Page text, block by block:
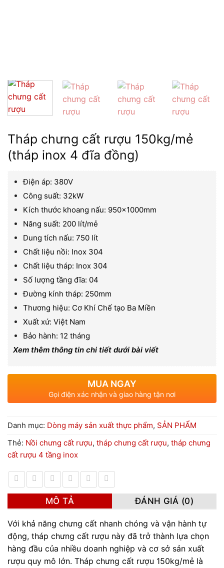
Tháp chưng cất rượu 150kg/mẻ
(tháp inox 4 đĩa đồng)
Điện áp: 380V
Công suất: 32kW
Kích thước khoang nấu: 950x1000mm
Năng suất: 200 lít/mẻ
Dung tích nấu: 750 lít
Chất liệu nồi: Inox 304
Chất liệu tháp: Inox 304
Số lượng tầng đĩa: 04
Đường kính tháp: 250mm
Thương hiệu: Cơ Khí Chế tạo Ba Miền
Xuất xứ: Việt Nam
Bảo hành: 12 tháng
Xem thêm thông tin chi tiết dưới bài viết
MUA NGAY
Gọi điện xác nhận và giao hàng tận nơi
Danh mục: Dòng máy sản xuất thực phẩm, SẢN PHẨM
Thẻ: Nồi chưng cất rượu, tháp chưng cất rượu, tháp chưng
cất rượu 4 tầng inox
MÔ TẢ ĐÁNH GIÁ (0)
Với khả năng chưng cất nhanh chóng và vận hành tự
động, tháp chưng cất rượu này đã trở thành lựa chọn
hàng đầu của nhiều doanh nghiệp và cơ sở sản xuất
rượu quy mô lớn. Tháp chưng cất rượu 150kg/mẻ là